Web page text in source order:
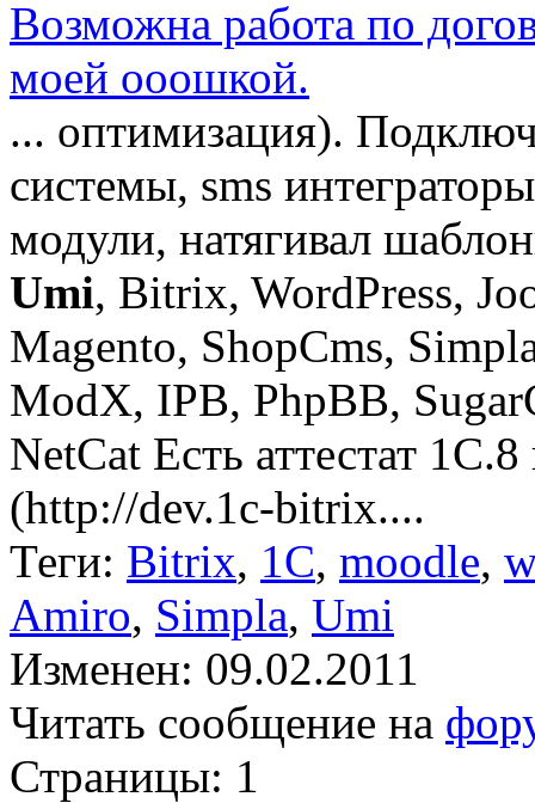
Возможна работа по
моей ооошкой.
... оптимизация).
системы, sms
модули, натягивал
Umi, Bitrix, WordPress,
Magento, ShopCms,
ModX, IPB, PhpBB,
NetCat Есть аттестат
(http://dev.1c-bitrix....
Теги: Bitrix, 1C, moodle,
Amiro, Simpla, Umi
Изменен: 09.02.2011
Читать сообщение на
Страницы: 1